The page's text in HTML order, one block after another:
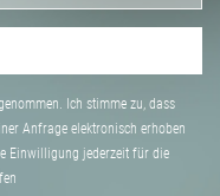
Ich stimme zu, dass
Anfrage elektronisch erhoben
Einwilligung jederzeit für die